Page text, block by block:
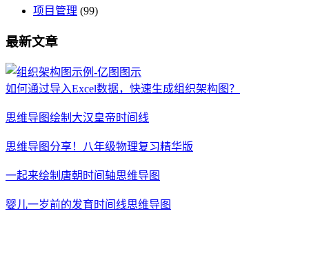
项目管理 (99)
最新文章
如何通过导入Excel数据，快速生成组织架构图？
思维导图绘制大汉皇帝时间线
思维导图分享！八年级物理复习精华版
一起来绘制唐朝时间轴思维导图
婴儿一岁前的发育时间线思维导图